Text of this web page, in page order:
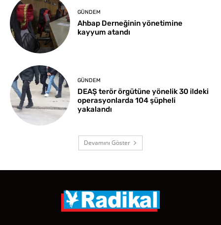
GÜNDEM
Ahbap Derneğinin yönetimine
kayyum atandı
GÜNDEM
DEAŞ terör örgütüne yönelik 30 ildeki
operasyonlarda 104 şüpheli
yakalandı
Devamını Göster